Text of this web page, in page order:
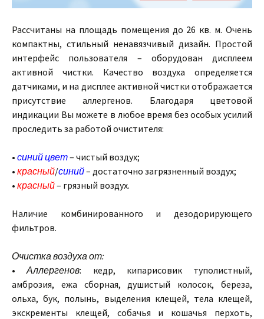
Рассчитаны на площадь помещения до 26 кв. м. Очень
компактны, стильный ненавязчивый дизайн. Простой
интерфейс пользователя – оборудован дисплеем
активной чистки. Качество воздуха определяется
датчиками, и на дисплее активной чистки отображается
присутствие аллергенов. Благодаря цветовой
индикации Вы можете в любое время без особых усилий
проследить за работой очистителя:
• синий цвет– чистый воздух;
• красный/синий– достаточно загрязненный воздух;
• красный– грязный воздух.
Наличие комбинированного и дезодорирующего
фильтров.
Очистка воздуха от:
•Аллергенов: кедр, кипарисовик туполистный,
амброзия, ежа сборная, душистый колосок, береза,
ольха, бук, полынь, выделения клещей, тела клещей,
экскременты клещей, собачья и кошачья перхоть,